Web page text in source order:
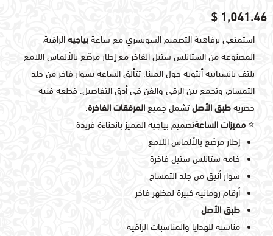
1,041.46 $
استمتعي برفاهية التصميم السويسري مع ساعةبياجيهالراقية،
المصنوعة من الستانلس ستيل الفاخر مع إطار مرصّع بالألماس اللامع
يلتف بانسيابية أنثوية حول المينا. تتألق الساعة بسوار فاخر من جلد
التمساح، وتجمع بين الرقي والفن في أدق التفاصيل. قطعة فنية
حصريةطبق الأصلتشمل جميعالمرفقات الفاخرة.
⭐ مميزات الساعةتصميم بياجيه المميز بانحناءة فريدة
إطار مرصّع بالألماس اللامع
خامة ستانلس ستيل فاخرة
سوار أنيق من جلد التمساح
أرقام رومانية كبيرة لمظهر فاخر
طبق الأصل
مناسبة للهدايا والمناسبات الراقية